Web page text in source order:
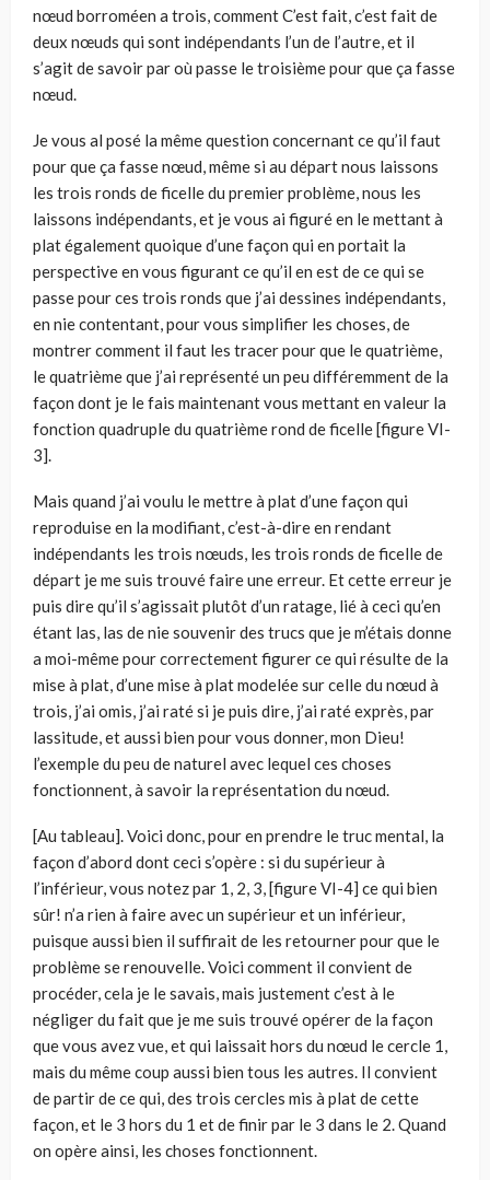
nœud borroméen a trois, comment C’est fait, c’est fait de
deux nœuds qui sont indépendants l’un de l’autre, et il
s’agit de savoir par où passe le troisième pour que ça fasse
nœud.
Je vous al posé la même question concernant ce qu’il faut
pour que ça fasse nœud, même si au départ nous laissons
les trois ronds de ficelle du premier problème, nous les
laissons indépendants, et je vous ai figuré en le mettant à
plat également quoique d’une façon qui en portait la
perspective en vous figurant ce qu’il en est de ce qui se
passe pour ces trois ronds que j’ai dessines indépendants,
en nie contentant, pour vous simplifier les choses, de
montrer comment il faut les tracer pour que le quatrième,
le quatrième que j’ai représenté un peu différemment de la
façon dont je le fais maintenant vous mettant en valeur la
fonction quadruple du quatrième rond de ficelle [figure VI-
3].
Mais quand j’ai voulu le mettre à plat d’une façon qui
reproduise en la modifiant, c’est-à-dire en rendant
indépendants les trois nœuds, les trois ronds de ficelle de
départ je me suis trouvé faire une erreur. Et cette erreur je
puis dire qu’il s’agissait plutôt d’un ratage, lié à ceci qu’en
étant las, las de nie souvenir des trucs que je m’étais donne
a moi-même pour correctement figurer ce qui résulte de la
mise à plat, d’une mise à plat modelée sur celle du nœud à
trois, j’ai omis, j’ai raté si je puis dire, j’ai raté exprès, par
lassitude, et aussi bien pour vous donner, mon Dieu!
l’exemple du peu de naturel avec lequel ces choses
fonctionnent, à savoir la représentation du nœud.
[Au tableau]. Voici donc, pour en prendre le truc mental, la
façon d’abord dont ceci s’opère : si du supérieur à
l’inférieur, vous notez par 1, 2, 3, [figure VI-4] ce qui bien
sûr! n’a rien à faire avec un supérieur et un inférieur,
puisque aussi bien il suffirait de les retourner pour que le
problème se renouvelle. Voici comment il convient de
procéder, cela je le savais, mais justement c’est à le
négliger du fait que je me suis trouvé opérer de la façon
que vous avez vue, et qui laissait hors du nœud le cercle 1,
mais du même coup aussi bien tous les autres. Il convient
de partir de ce qui, des trois cercles mis à plat de cette
façon, et le 3 hors du 1 et de finir par le 3 dans le 2. Quand
on opère ainsi, les choses fonctionnent.